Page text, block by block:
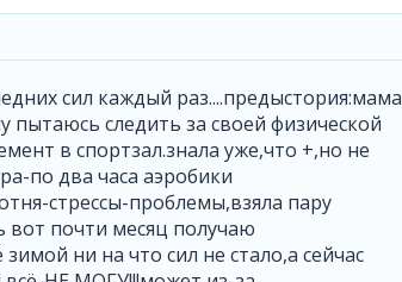
сил каждый раз....предыстория:мама
следить за своей физической
в спортзал.знала уже,что +,но не
по два часа аэробики
стрессы-проблемы,взяла пару
вот почти месяц получаю
ни на что сил не стало,а сейчас